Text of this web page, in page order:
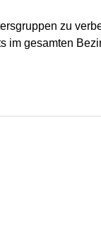
zu
im gesamten